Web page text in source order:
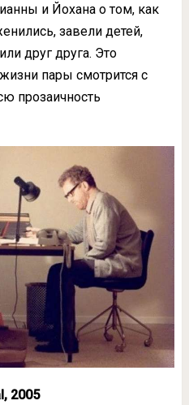
и Йохана о том, как
завели детей,
друг друга. Это
пары смотрится с
прозаичность
2005